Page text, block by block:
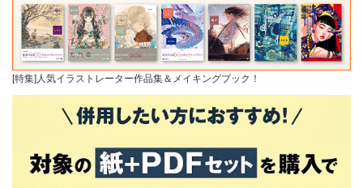
[特集]人気イラストレーター作品集＆メイキングブック！